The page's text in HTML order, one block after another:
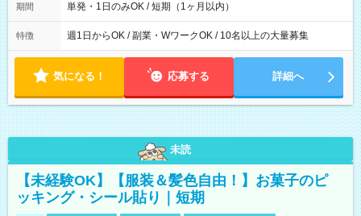
期間 単発・1日のみOK / 短期（1ヶ月以内）
特徴 週1日からOK / 副業・WワークOK / 10名以上の大量募集
気になる！ 応募する 詳細へ
未読
【未経験OK】【服装＆髪色自由！】お菓子のピ
ッキング・シール貼り｜短期